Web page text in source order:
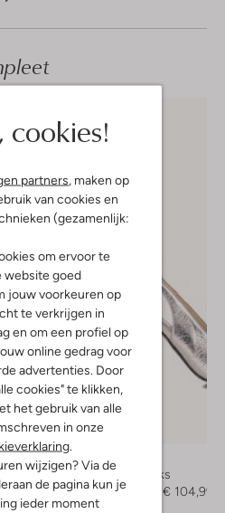
cookies!
partners, maken op
van cookies en
(gezamenlijk:
om ervoor te
website goed
jouw voorkeuren op
te verkrijgen in
en om een profiel op
online gedrag voor
advertenties. Door
cookies" te klikken,
het gebruik van alle
in onze
.
wijzigen? Via de
de pagina kun je
ieder moment
Notre-V
Slingbacks
€ 149,99
€ 104,99